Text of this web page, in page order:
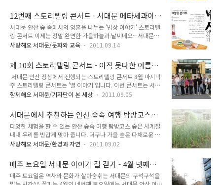
소망풍선 날리기(장..
되는 "밥"에 관한 이야기였는데요. 어둠이 내려 앉은 서대문구
청에서 모여 안산 북벽길로 걸음을 재촉했습니다. 이번 콘서트에
는 춘천, 기흥, 송파에서 오신 사색의 향기 회원들과 서대문구청
의 직원분들 그리고 구민들이 참여해 성황을 이루었습니다. 어둠
속 모두가 함께 걷는 길, 외롭지 않았습니다. ^^ 무악정에서 진
문안산 북벽의 밥상 바위에서 주먹밥을 먹으면서 도란도란 이야
기를 나누는 것으로 계획되었..
12번째 스토리텔링 콘서트 - 서대문 메타세콰이
어 길과 안산 북벽에서 즐기는 콘서트와 밥상이야
기
서대문 안산 숲 속에서의 영혼을 나누는 '밥상 이야기' 스토리텔
링 콘서트 이제는 정말 완연한 가을하늘과 날씨네요~ 서대문의
자랑 사색의 향기가 찾아 가는 스토리텔링 콘서트가 지난 주에는
의 12번째 찾아가는 스토리텔링 콘서트가 시작됩니다. 2011년
9월 16일 금요일 오후 6시 30분까지 서대문구청 마당에 모여
메타세콰이어 숲을 지나 무악정에서 안산 북벽 자락까지 걷기를
한 후 병풍 같은 그림을 뒤로 밥상에서 주먹밥을 먹으며 도란도
란 이야기와 영혼의 소리를 함께 나누세요. 등산 코스 6시 30분
안산 북벽 자락 이번 스토리텔링 콘서트에서는 먼저 김수우 님의
아름다움 자연가족와 ..
사랑해요 서대문/문화와 교육 2011.09.14
제 10회 스토리텔링 콘서트 - 아직 못다한 여름
밤 별 이야기
서대문 안산 정상에서 진행되는 스토리텔링 콘서트 8월 마지막
주 스토리텔링 콘서트는 '별 이야기'입니다. 이번 콘서트는 서울
에서도 별을 볼 수 있는 곳, 서대문 안산 정상인 봉수대에서 특별
기 회원들과 가수, 콘서트 진행 감독이신 장재규 감독님과 함께
출발했습니다. 서대문구청을 출발해 청소년 수련관 쪽으로 산행
을 했습니다. 길가에 코스모스가 피어 있는 걸 보니 이제 가을이
오려나 봅니다. 만남의 장소를 지나 안산의 숲길을 걸으니 숲이
주는 맑은 공기와 살짝 부는 바람이 가을을 느끼게 합니다. 옥천
기분이 좋아졌습니다. 무악정에서 잠시 쉬는 동안 해가 뉘엿뉘엿
저물어 갑니다. 정상으..
함께해요 서대문/기자단이 본 세상 2011.09.05
서대문에서 추천하는 안산 숲속 여행 탐방코스를
만나보세요.
다양한 체험을 할 수 있는 안산 숲속 여행 탐방코스 숲은 사계절
내내 우리를 반갑게 맞아 줍니다. 더구나 가을 숲은 다채로운 색
깔로 옷을 갈아입고 화려한 모양을 뽐내죠. 오늘 TONG이 여러
주 자신 있게 추천하는 안산 숲속 여행 탐방코스를 미리 만나볼
텐데요. 코스가 각각마다 특색이 있고 다양해서 골라보는 재미가
있답니다. 안산은 해발 296m로 무악이라는 다른 이름을 갖고
사랑해요 서대문/환경과 자연 2011.09.02
매주 토요일 서대문 이야기 길 걷기 - 4월 넷째주
'안산 이야기 숲길'
매주 토요일은 역사와 문화가 살아숨쉬는 서대문의 구석구석을